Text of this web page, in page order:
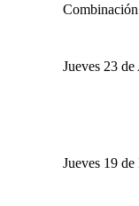
Jueves 23
Jueves 19